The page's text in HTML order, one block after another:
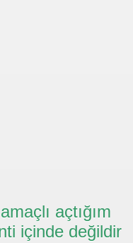
açtığım
içinde değildir